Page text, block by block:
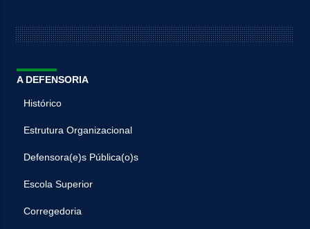
A DEFENSORIA
Histórico
Estrutura Organizacional
Defensora(e)s Pública(o)s
Escola Superior
Corregedoria